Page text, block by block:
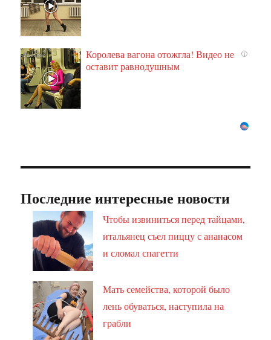
i
Королева вагона отожгла! Видео не
оставит равнодушным
Последние интересные новости
Чтобы извиниться перед тайцами,
итальянец съел пиццу с ананасом
и сломал спагетти
Мать семейства, которой было
лень обуваться, наступила на
грабли